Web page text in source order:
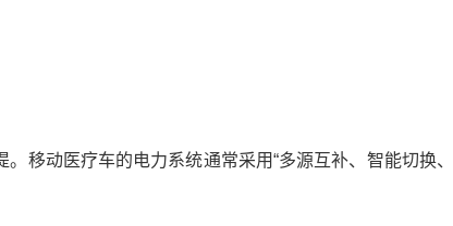
移动医疗车的电力系统通常采用“多源互补、智能切换